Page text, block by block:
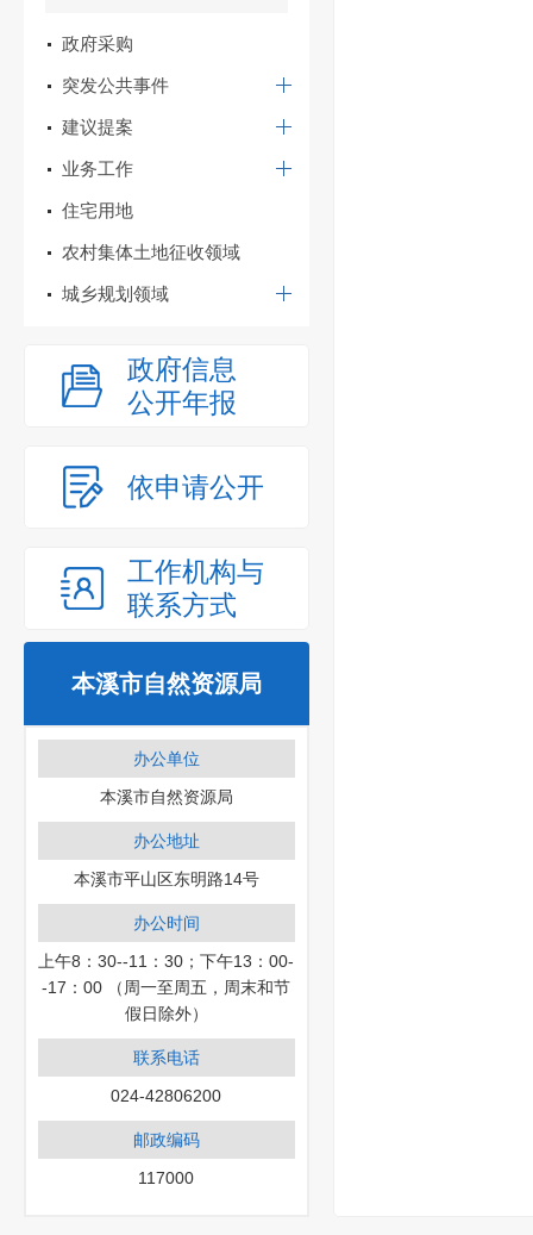
政府采购
突发公共事件
建议提案
业务工作
住宅用地
农村集体土地征收领域
城乡规划领域
政府信息
公开年报
依申请公开
工作机构与
联系方式
本溪市自然资源局
办公单位
本溪市自然资源局
办公地址
本溪市平山区东明路14号
办公时间
上午8：30--11：30；下午13：00-
-17：00 （周一至周五，周末和节
假日除外）
联系电话
024-42806200
邮政编码
117000